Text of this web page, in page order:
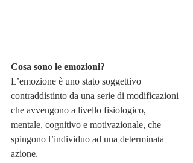
Cosa sono le emozioni?
L’emozione è uno stato soggettivo
contraddistinto da una serie di modificazioni
che avvengono a livello fisiologico,
mentale, cognitivo e motivazionale, che
spingono l’individuo ad una determinata
azione.